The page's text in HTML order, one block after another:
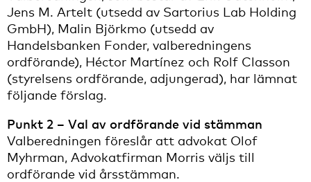
Jens M. Artelt (utsedd av Sartorius Lab Holding
GmbH), Malin Björkmo (utsedd av
Handelsbanken Fonder, valberedningens
ordförande), Héctor Martínez och Rolf Classon
(styrelsens ordförande, adjungerad), har lämnat
följande förslag.
Punkt 2 – Val av ordförande vid stämman
Valberedningen föreslår att advokat Olof
Myhrman, Advokatfirman Morris väljs till
ordförande vid årsstämman.